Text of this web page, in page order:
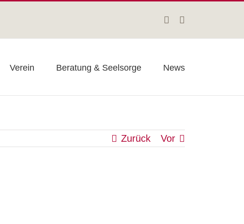
Facebook
Verein Beratung & Seelsorge News
Zurück Vor